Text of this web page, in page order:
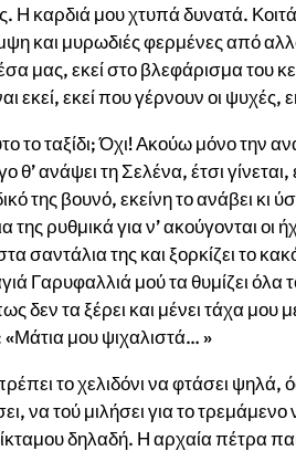
Η καρδιά μου χτυπά δυνατά.
και μυρωδιές φερμένες από
μας, εκεί στο βλεφάρισμα του
εκεί, εκεί που γέρνουν οι ψυχές,
το ταξίδι; Όχι! Ακούω μόνο την
θ’ ανάψει τη Σελένα, έτσι
της βουνό, εκείνη το ανάβει κι
της ρυθμικά για ν’ ακούγονται οι
σαντάλια της και ξορκίζει το
Γαρυφαλλιά μού τα θυμίζει
δεν τα ξέρει και μένει τάχα μου
«Μάτια μου ψιχαλιστά… »
το χελιδόνι να φτάσει ψηλά,
να τού μιλήσει για το
δηλαδή. Η αρχαία πέτρα